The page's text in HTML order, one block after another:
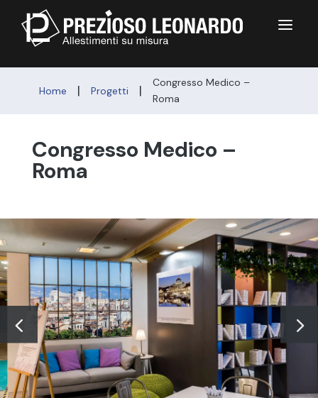
a
Home | Progetti |
Congresso Medico –
Roma
Congresso Medico –
Roma